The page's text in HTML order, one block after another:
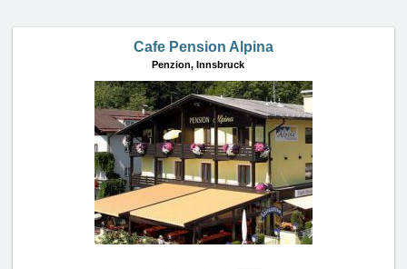
Cafe Pension Alpina
Penzion, Innsbruck